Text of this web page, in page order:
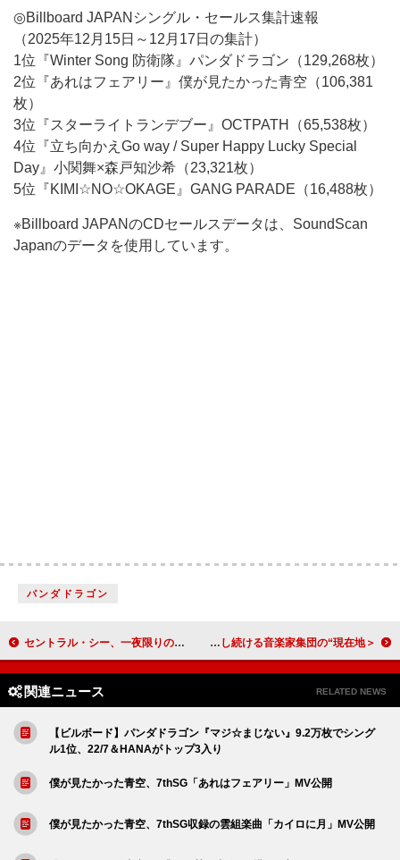
◎Billboard JAPANシングル・セールス集計速報
（2025年12月15日～12月17日の集計）
1位『Winter Song 防衛隊』パンダドラゴン（129,268枚）
2位『あれはフェアリー』僕が見たかった青空（106,381
枚）
3位『スターライトランデブー』OCTPATH（65,538枚）
4位『立ち向かえGo way / Super Happy Lucky Special
Day』小関舞×森戸知沙希（23,321枚）
5位『KIMI☆NO☆OKAGE』GANG PARADE（16,488枚）
※Billboard JAPANのCDセールスデータは、SoundScan
Japanのデータを使用しています。
パンダドラゴン
セントラル・シー、一夜限りの単独公演を2026年3月に開催 ＜ライブレポート＞ブラック・カントリー・ニュー・ロードが示した、変化し続ける音楽家集団の“現在地”
関連ニュース RELATED NEWS
【ビルボード】パンダドラゴン『マジ☆まじない』9.2万枚でシング
ル1位、22/7＆HANAがトップ3入り
僕が見たかった青空、7thSG「あれはフェアリー」MV公開
僕が見たかった青空、7thSG収録の雲組楽曲「カイロに月」MV公開